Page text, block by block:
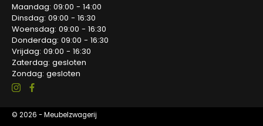
Maandag: 09:00 - 14:00
Dinsdag: 09:00 - 16:30
Woensdag: 09:00 - 16:30
Donderdag: 09:00 - 16:30
Vrijdag: 09:00 - 16:30
Zaterdag: gesloten
Zondag: gesloten
© 2026 - Meubelzwagerij